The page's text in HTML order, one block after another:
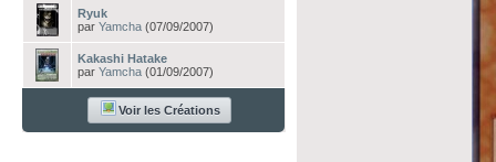
Ryuk
par Yamcha (07/09/2007)
Kakashi Hatake
par Yamcha (01/09/2007)
Voir les Créations